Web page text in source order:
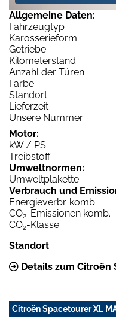
Allgemeine Daten:
Fahrzeugtyp
Karosserieform
Getriebe
Kilometerstand
Anzahl der Türen
Farbe
Standort
Lieferzeit
Unsere Nummer
Motor:
kW / PS
Treibstoff
Umweltnormen:
Umweltplakette
Verbrauch und
Energieverbr. komb.
CO2-Emissionen komb.
CO2-Klasse
Standort
Details zum Citroën
Citroën Spacetourer XL